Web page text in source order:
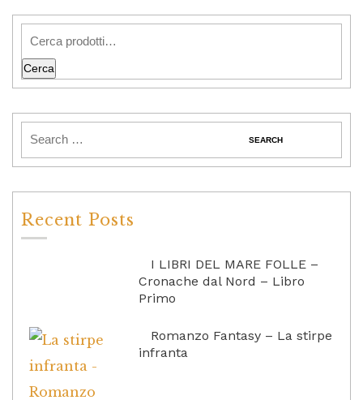
Cerca
Recent Posts
I LIBRI DEL MARE FOLLE –
Cronache dal Nord – Libro
Primo
Romanzo Fantasy – La stirpe
infranta